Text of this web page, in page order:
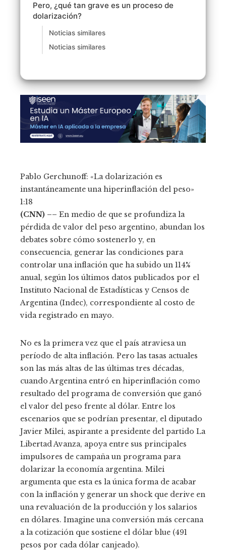
Pero, ¿qué tan grave es un proceso de
dolarización?
Noticias similares
Noticias similares
Pablo Gerchunoff: «La dolarización es
instantáneamente una hiperinflación del peso»
1:18
(CNN) –– En medio de que se profundiza la
pérdida de valor del peso argentino, abundan los
debates sobre cómo sostenerlo y, en
consecuencia, generar las condiciones para
controlar una inflación que ha subido un 114%
anual, según los últimos datos publicados por el
Instituto Nacional de Estadísticas y Censos de
Argentina (Indec), correspondiente al costo de
vida registrado en mayo.
No es la primera vez que el país atraviesa un
período de alta inflación. Pero las tasas actuales
son las más altas de las últimas tres décadas,
cuando Argentina entró en hiperinflación como
resultado del programa de conversión que ganó
el valor del peso frente al dólar. Entre los
escenarios que se podrían presentar, el diputado
Javier Milei, aspirante a presidente del partido La
Libertad Avanza, apoya entre sus principales
impulsores de campaña un programa para
dolarizar la economía argentina. Milei
argumenta que esta es la única forma de acabar
con la inflación y generar un shock que derive en
una revaluación de la producción y los salarios
en dólares. Imagine una conversión más cercana
a la cotización que sostiene el dólar blue (491
pesos por cada dólar canjeado).